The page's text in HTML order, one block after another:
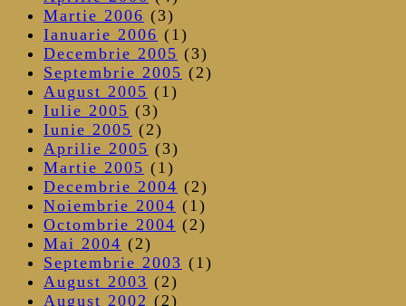
Martie 2006 (3)
Ianuarie 2006 (1)
Decembrie 2005 (3)
Septembrie 2005 (2)
August 2005 (1)
Iulie 2005 (3)
Iunie 2005 (2)
Aprilie 2005 (3)
Martie 2005 (1)
Decembrie 2004 (2)
Noiembrie 2004 (1)
Octombrie 2004 (2)
Mai 2004 (2)
Septembrie 2003 (1)
August 2003 (2)
August 2002 (2)